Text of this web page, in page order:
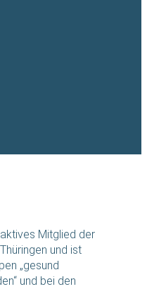
Mitglied der
und ist
„gesund
und bei den